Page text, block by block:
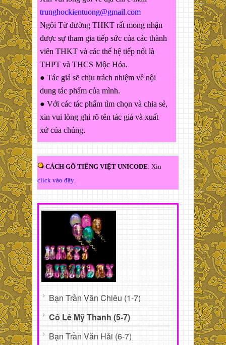
trunghockientuong@gmail.com
Ngôi Từ đường THKT rất mong nhận
được sự tham gia tiếp sức của các thành
viên THKT và các thế hệ tiếp nối là
THPT và THCS Mộc Hóa.
● Tác giả sẽ chịu trách nhiệm về nội
dung tác phẩm của mình.
● Với các tác phẩm tìm chọn và chia sẻ,
xin vui lòng ghi rõ tên tác giả và xuất
xứ của chúng.
CÁCH GÕ TIẾNG VIỆT UNICODE: Xin
click vào đây.
Bạn Trần Văn Chiêu (1-7)
Cô Lê Mỹ Thanh (5-7)
Bạn Trần Văn Hải (6-7)